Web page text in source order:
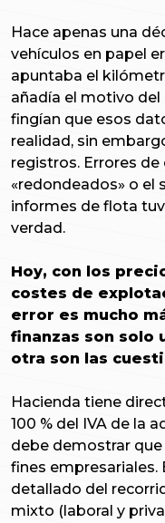
Hace apenas una
vehículos en papel
apuntaba el
añadía el motivo
fingían que esos
realidad, sin
registros. Errores
«redondeados» o el
informes de flota
verdad.
Hoy, con los
costes de
error es mucho
finanzas son solo
otra son las
Hacienda tiene
100 % del IVA de la
debe demostrar
fines empresariales.
detallado del
mixto (laboral y